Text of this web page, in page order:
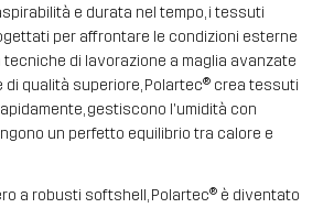
e durata nel tempo, i tessuti
per affrontare le condizioni esterne
tecniche di lavorazione a maglia avanzate
di qualità superiore, Polartec® crea tessuti
gestiscono l'umidità con
un perfetto equilibrio tra calore e
a robusti softshell, Polartec® è diventato